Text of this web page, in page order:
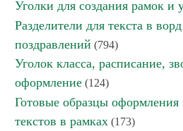
Уголки для создания рамок и
Разделители для текста в
поздравлений (794)
Уголок класса, расписание,
оформление (124)
Готовые образцы оформления
текстов в рамках (173)